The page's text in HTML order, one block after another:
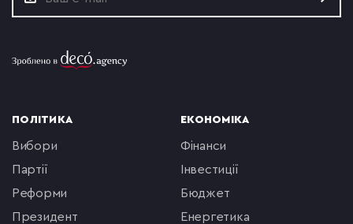
ПОЛІТИКА
вибори
партії
реформи
президент
ЕКОНОМІКА
фінанси
інвестиції
бюджет
енергетика